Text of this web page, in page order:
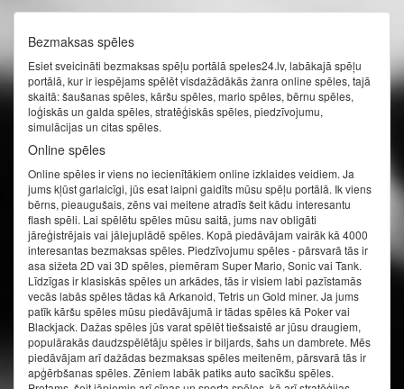
Bezmaksas spēles
Esiet sveicināti bezmaksas spēļu portālā speles24.lv, labākajā spēļu
portālā, kur ir iespējams spēlēt visdažādākās žanra online spēles, tajā
skaitā: šaušanas spēles, kāršu spēles, mario spēles, bērnu spēles,
loģiskās un galda spēles, stratēģiskās spēles, piedzīvojumu,
simulācijas un citas spēles.
Online spēles
Online spēles ir viens no iecienītākiem online izklaides veidiem. Ja
jums kļūst garlaicīgi, jūs esat laipni gaidīts mūsu spēļu portālā. Ik viens
bērns, pieaugušais, zēns vai meitene atradīs šeit kādu interesantu
flash spēli. Lai spēlētu spēles mūsu saitā, jums nav obligāti
jāreģistrējais vai jālejuplādē spēles. Kopā piedāvājam vairāk kā 4000
interesantas bezmaksas spēles. Piedzīvojumu spēles - pārsvarā tās ir
asa sižeta 2D vai 3D spēles, piemēram Super Mario, Sonic vai Tank.
Līdzīgas ir klasiskās spēles un arkādes, tās ir visiem labi pazīstamās
vecās labās spēles tādas kā Arkanoid, Tetris un Gold miner. Ja jums
patīk kāršu spēles mūsu piedāvājumā ir tādas spēles kā Poker vai
Blackjack. Dažas spēles jūs varat spēlēt tiešsaistē ar jūsu draugiem,
populārakās daudzspēlētāju spēles ir biljards, šahs un dambrete. Mēs
piedāvājam arī dažādas bezmaksas spēles meitenēm, pārsvarā tās ir
apģērbšanas spēles. Zēniem labāk patiks auto sacīkšu spēles.